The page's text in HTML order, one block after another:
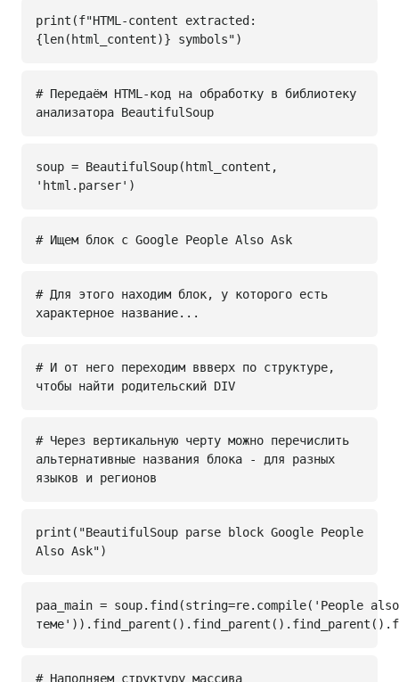
print(f"HTML-content extracted:
{len(html_content)} symbols")
# Передаём HTML-код на обработку в библиотеку
анализатора BeautifulSoup
soup = BeautifulSoup(html_content,
'html.parser')
# Ищем блок с Google People Also Ask
# Для этого находим блок, у которого есть
характерное название...
# И от него переходим ввверх по структуре,
чтобы найти родительский DIV
# Через вертикальную черту можно перечислить
альтернативные названия блока - для разных
языков и регионов
print("BeautifulSoup parse block Google People
Also Ask")
paa_main = soup.find(string=re.compile('People also
# Наполняем структуру массива